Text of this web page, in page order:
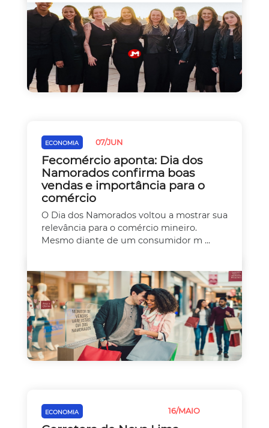
ECONOMIA 07/JUN
Fecomércio aponta: Dia dos
Namorados confirma boas
vendas e importância para o
comércio
O Dia dos Namorados voltou a mostrar sua
relevância para o comércio mineiro.
Mesmo diante de um consumidor m ...
ECONOMIA 16/MAIO